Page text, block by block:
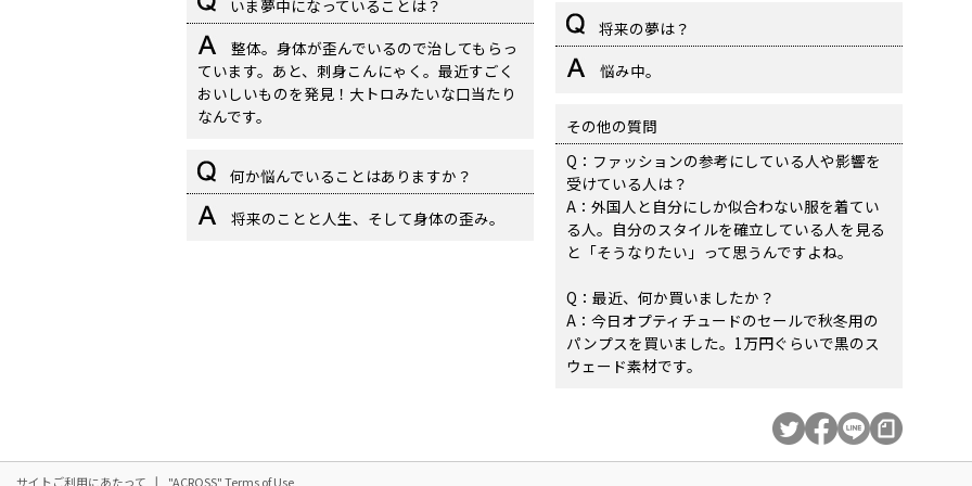
いま夢中になっていることは？
整体。身体が歪んでいるので治してもらっ
ています。あと、刺身こんにゃく。最近すごく
おいしいものを発見！大トロみたいな口当たり
なんです。
何か悩んでいることはありますか？
将来のことと人生、そして身体の歪み。
将来の夢は？
悩み中。
その他の質問
Q：ファッションの参考にしている人や影響を
受けている人は？
A：外国人と自分にしか似合わない服を着てい
る人。自分のスタイルを確立している人を見る
と「そうなりたい」って思うんですよね。
Q：最近、何か買いましたか？
A：今日オプティチュードのセールで秋冬用の
パンプスを買いました。1万円ぐらいで黒のス
ウェード素材です。
サイトご利用にあたって "ACROSS" Terms of Use